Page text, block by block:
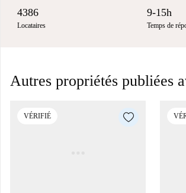
4386
Locataires
9-15h
Temps de
Autres propriétés publiées
VÉRIFIÉ